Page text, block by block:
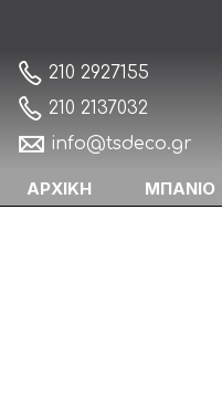
210 2927155
210 2137032
info@tsdeco.gr
ΑΡΧΙΚΗ ΜΠΑΝΙΟ